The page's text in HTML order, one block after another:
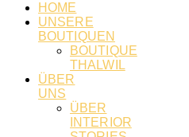
HOME
UNSERE
BOUTIQUEN
BOUTIQUE
THALWIL
ÜBER
UNS
ÜBER
INTERIOR